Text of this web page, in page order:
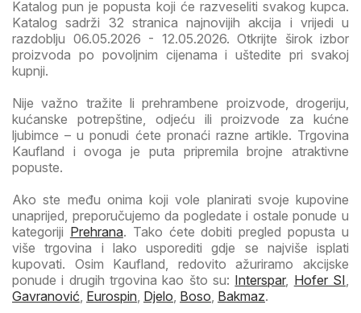
Katalog pun je popusta koji će razveseliti svakog kupca.
Katalog sadrži 32 stranica najnovijih akcija i vrijedi u
razdoblju 06.05.2026 - 12.05.2026. Otkrijte širok izbor
proizvoda po povoljnim cijenama i uštedite pri svakoj
kupnji.
Nije važno tražite li prehrambene proizvode, drogeriju,
kućanske potrepštine, odjeću ili proizvode za kućne
ljubimce – u ponudi ćete pronaći razne artikle. Trgovina
Kaufland i ovoga je puta pripremila brojne atraktivne
popuste.
Ako ste među onima koji vole planirati svoje kupovine
unaprijed, preporučujemo da pogledate i ostale ponude u
kategoriji Prehrana. Tako ćete dobiti pregled popusta u
više trgovina i lako usporediti gdje se najviše isplati
kupovati. Osim Kaufland, redovito ažuriramo akcijske
ponude i drugih trgovina kao što su: Interspar, Hofer SI
Gavranović Eurospin Djelo Boso Bakmaz.